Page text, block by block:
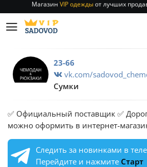
Отправление заказа 1-3 дня
Магазин
от лучших
Отправление заказа 1-3 дня
23-66
vk.com/
Сумки
✅ Официальный поставщик ✅
можно оформить в интернет-
Следить за новинками в
Перейдите и нажмите Старт